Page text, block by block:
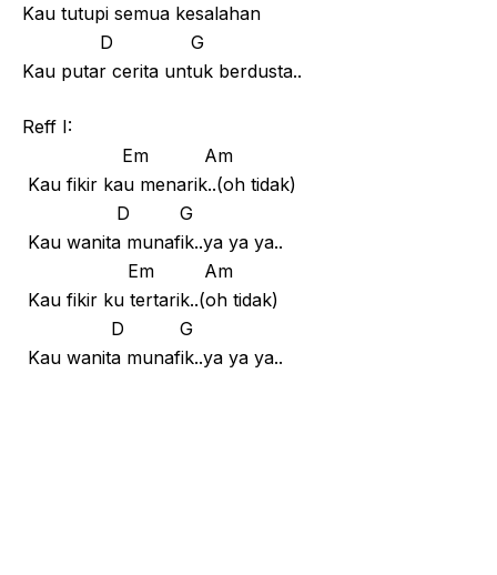
Kau tutupi semua kesalahan
D G
Kau putar cerita untuk berdusta..
Reff I:
Em Am
Kau fikir kau menarik..(oh tidak)
D G
Kau wanita munafik..ya ya ya..
Em Am
Kau fikir ku tertarik..(oh tidak)
D G
Kau wanita munafik..ya ya ya..